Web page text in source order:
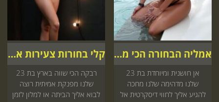
אמליה הבחורה הכי מפנקת
אן חושנית ומיוחדת בת 23
שלנו מדהימה שלנו מחכה
להגיע אליך לחווי דיסקרטית אל
קלי בחורות צעירות אצלך
רבקה הכי שווה בארץ בת 23
שלנו מפנקת אמיתית רוצה
לבוא אליך הביתה או למלון לזמן